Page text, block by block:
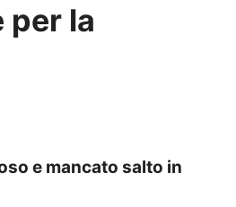
per la
e mancato salto in